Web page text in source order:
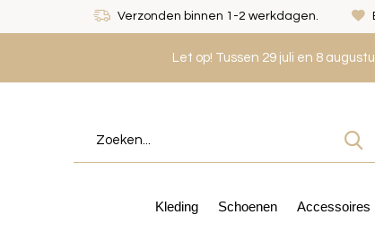
Let op! Tussen 29 juli en 8
Kleding Schoenen Accessoires
Verzonden binnen 1-2 werkdagen.